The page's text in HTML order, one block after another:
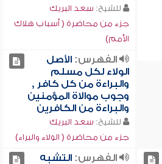
للشيخ: سعد البريك
جزء من محاضرة ( أسباب هلاك
الأمم)
الفهرس:الأصل
الولاء لكل مسلم
والبراءة من كل كافر ,
وجوب موالاة المؤمنين
والبراءة من الكافرين
للشيخ: سعد البريك
جزء من محاضرة ( الولاء والبراء)
الفهرس:التشبه